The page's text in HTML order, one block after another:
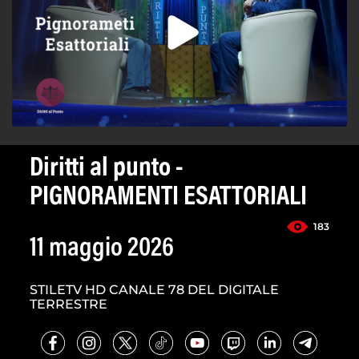
Diritti al punto -
PIGNORAMENTI ESATTORIALI
183
11 maggio 2026
STILETV HD CANALE 78 DEL DIGITALE
TERRESTRE